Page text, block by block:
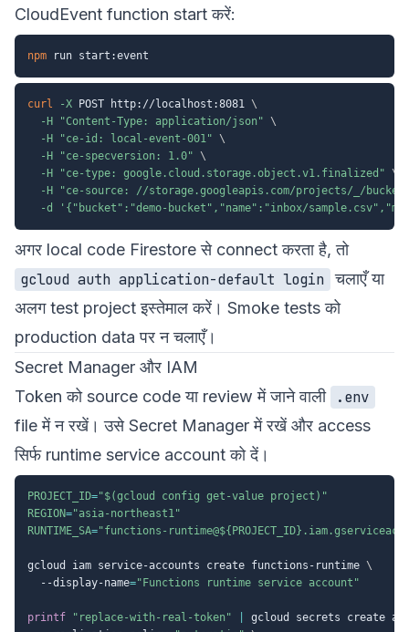
CloudEvent function start करें:
npm
curl -X POST http://localhost:8081 \
-H
"Content-Type: application/json" \
-H
"ce-id: local-event-001" \
-H
"ce-specversion: 1.0" \
-H
"ce-type: google.cloud.storage.object.v1.finalized" \
-H
"ce-source: //storage.googleapis.com/projects/_/
-d
'{"bucket":"demo-bucket","name":"inbox/
अगर local code Firestore से connect करता है, तो
gcloud auth application-default login चलाएँ या
अलग test project इस्तेमाल करें। Smoke tests को
production data पर न चलाएँ।
Secret Manager और IAM
Token को source code या review में जाने वाली
.env
file में न रखें। उसे Secret Manager में रखें और access
सिर्फ runtime service account को दें।
PROJECT_ID="$(gcloud config get-value project ) "
REGION="asia-northeast1"
RUNTIME_SA="functions-runtime@${PROJECT_ID}
gcloud iam service-accounts create functions-runtime \
  --display-name
="Functions runtime service account"
printf "replace-with-real-token"
gcloud secrets create